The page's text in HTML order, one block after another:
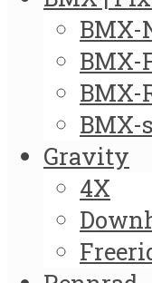
BMX-
BMX-
BMX-
Gravity
4X